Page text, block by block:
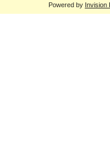
Powered by Invision